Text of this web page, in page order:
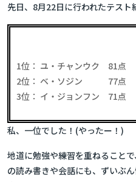
先日、8月22日に行われたテス
1位： ユ・チャンウク 81点
2位： ベ・ソジン 77点
3位： イ・ジョンフン 71点
私、一位でした！(やったー！)
地道に勉強や練習を重ねること
の読み書きや会話にも、ずいぶん